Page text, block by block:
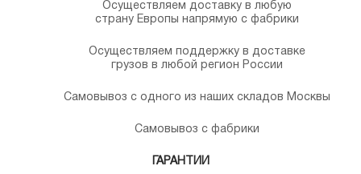
Осуществляем доставку в любую
страну Европы напрямую с фабрики
Осуществляем поддержку в доставке
грузов в любой регион России
Самовывоз с одного из наших складов Москвы
Самовывоз с фабрики
ГАРАНТИИ